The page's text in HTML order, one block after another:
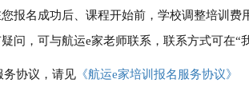
您报名成功后、课程开始前，学校调整培训
问，可与航运e家老师联系，联系方式可在
务协议，请见 《航运e家培训报名服务协议》